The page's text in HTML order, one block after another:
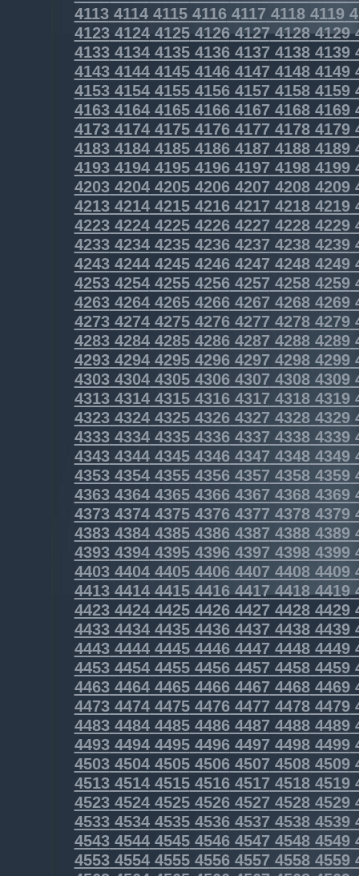
41134114411541164117 41184119
4123412441254126412741284129
4133413441354136413741384139
4143414441454146414741484149
4153415441554156415741584159
4163416441654166416741684169
4173417441754176417741784179
4183418441854186418741884189
4193419441954196419741984199
4203420442054206420742084209
4213421442154216421742184219
4223422442254226422742284229
4233423442354236423742384239
4243424442454246424742484249
4253425442554256425742584259
4263426442654266426742684269
4273427442754276427742784279
42834284428542864287 42884289
42934294429542964297 42984299
43034304430543064307 43084309
4313431443154316431743184319
43234324432543264327 43284329
43334334433543364337 43384339
43434344434543464347 43484349
43534354435543564357 43584359
43634364436543664367 43684369
43734374437543764377 43784379
43834384438543864387 43884389
43934394439543964397 43984399
44034404440544064407 44084409
4413441444154416441744184419
4423442444254426442744284429
4433443444354436443744384439
4443444444454446444744484449
4453445444554456445744584459
4463446444654466446744684469
4473447444754476447744784479
4483448444854486448744884489
4493449444954496449744984499
4503450445054506450745084509
4513451445154516451745184519
4523452445254526452745284529
4533453445354536453745384539
4543454445454546454745484549
4553455445554556455745584559